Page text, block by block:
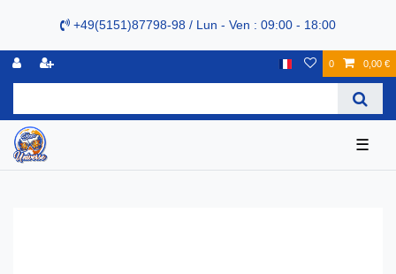
+49(5151)87798-98 / Lun - Ven : 09:00 - 18:00
0 0,00 €
☰